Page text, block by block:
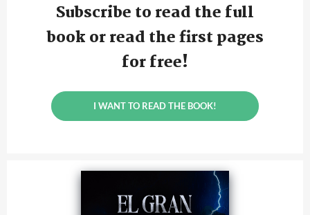
Subscribe to read the full
book or read the first pages
for free!
I WANT TO READ THE BOOK!